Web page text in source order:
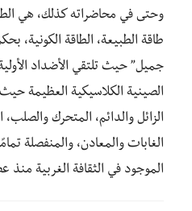
وحتى في محاضراته كذلك، هي
طاقة الطبيعة، الطاقة الكونية،
جميل” حيث تلتقي الأضداد
الصينية الكلاسيكية العظيمة
الزائل والدائم، المتحرك
الغابات والمعادن، والمنفصلة
الموجود في الثقافة الغربية منذ